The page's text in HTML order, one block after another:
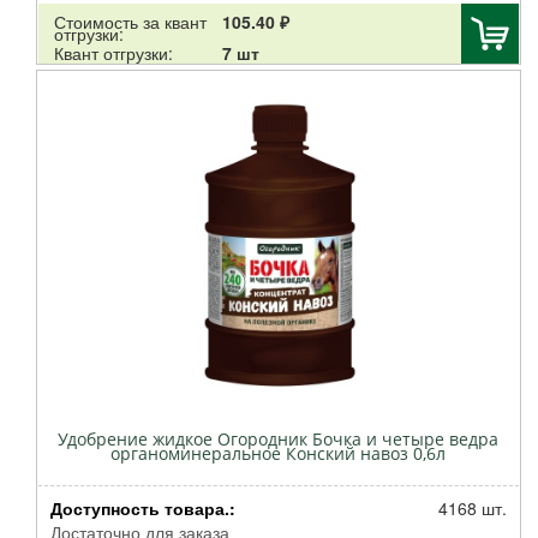
Бона Форте
Щедрая Земля НЦС
Брос
Декоративная Коллекция
GREEN APPLE
Буйские удобрения
Тут био
Стоимость за квант
отгрузки:
105.40 ₽
Квант отгрузки:
7 шт
Удобрение жидкое Огородник Бочка и четыре ведра
органоминеральное Конский навоз 0,6л
Доступность товара.:
Достаточно для заказа
4168 шт.